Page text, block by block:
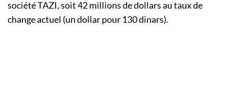
société TAZI, soit 42 millions de dollars au taux de
change actuel (un dollar pour 130 dinars).